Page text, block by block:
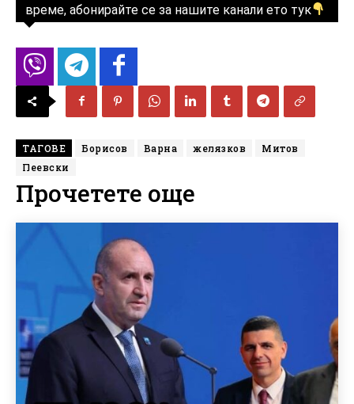
време, абонирайте се за нашите канали ето тук
ТАГОВЕ Борисов Варна желязков
Митов
Пеевски
Прочетете още